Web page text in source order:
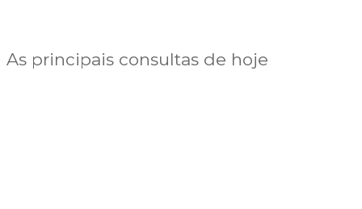
As principais consultas de hoje